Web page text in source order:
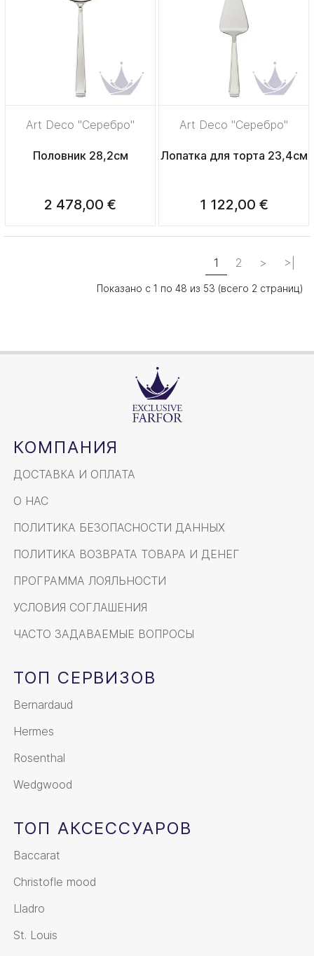
Art Deco "Серебро"
Половник 28,2см
2 478,00 €
Art Deco "Серебро"
Лопатка для торта 23,4см
1 122,00 €
1 2 > >|
Показано с 1 по 48 из 53 (всего 2 страниц)
КОМПАНИЯ
ДОСТАВКА И ОПЛАТА
О НАС
ПОЛИТИКА БЕЗОПАСНОСТИ ДАННЫХ
ПОЛИТИКА ВОЗВРАТА ТОВАРА И ДЕНЕГ
ПРОГРАММА ЛОЯЛЬНОСТИ
УСЛОВИЯ СОГЛАШЕНИЯ
ЧАСТО ЗАДАВАЕМЫЕ ВОПРОСЫ
ТОП СЕРВИЗОВ
Bernardaud
Hermes
Rosenthal
Wedgwood
ТОП АКСЕССУАРОВ
Baccarat
Christofle mood
Lladro
St. Louis